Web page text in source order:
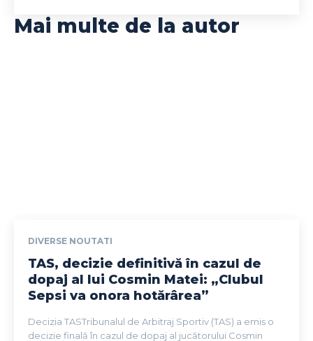
Mai multe de la autor
DIVERSE NOUTATI
TAS, decizie definitivă în cazul de
dopaj al lui Cosmin Matei: „Clubul
Sepsi va onora hotărârea”
Decizia TASTribunalul de Arbitraj Sportiv (TAS) a emis o
decizie finală în cazul de dopaj al jucătorului Cosmin